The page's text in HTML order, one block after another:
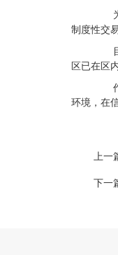
为
制度性交
目
区已在区
作
环境，在
上一
下一